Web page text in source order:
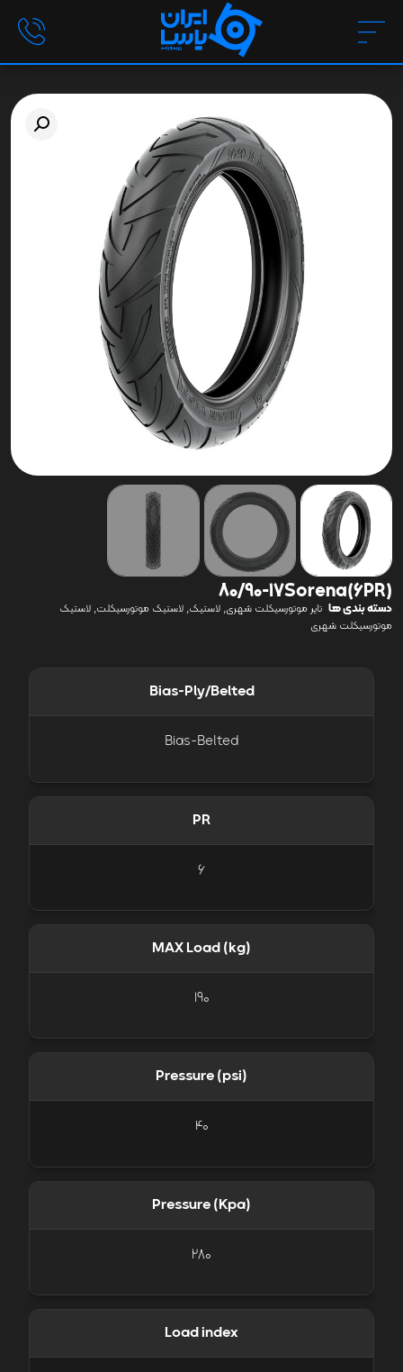
(6PR)80/90-17Sorena
دسته بندی ها تایر موتورسیکلت شهری, لاستیک, لاستیک موتورسیکلت, لاستیک
موتورسیکلت شهری
Bias-Ply/Belted
Bias-Belted
PR
6
MAX Load (kg)
190
Pressure (psi)
40
Pressure (Kpa)
280
Load index